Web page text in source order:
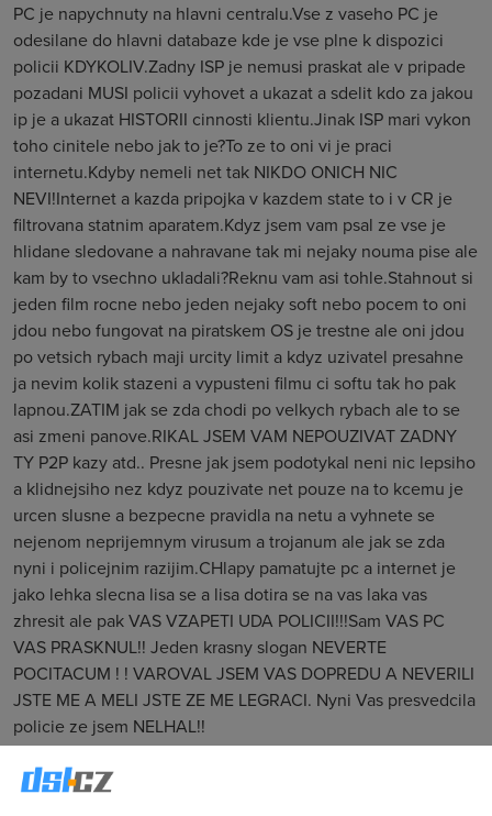
PC je napychnuty na hlavni centralu.Vse z vaseho PC je
odesilane do hlavni databaze kde je vse plne k dispozici
policii KDYKOLIV.Zadny ISP je nemusi praskat ale v pripade
pozadani MUSI policii vyhovet a ukazat a sdelit kdo za jakou
ip je a ukazat HISTORII cinnosti klientu.Jinak ISP mari vykon
toho cinitele nebo jak to je?To ze to oni vi je praci
internetu.Kdyby nemeli net tak NIKDO ONICH NIC
NEVI!Internet a kazda pripojka v kazdem state to i v CR je
filtrovana statnim aparatem.Kdyz jsem vam psal ze vse je
hlidane sledovane a nahravane tak mi nejaky nouma pise ale
kam by to vsechno ukladali?Reknu vam asi tohle.Stahnout si
jeden film rocne nebo jeden nejaky soft nebo pocem to oni
jdou nebo fungovat na piratskem OS je trestne ale oni jdou
po vetsich rybach maji urcity limit a kdyz uzivatel presahne
ja nevim kolik stazeni a vypusteni filmu ci softu tak ho pak
lapnou.ZATIM jak se zda chodi po velkych rybach ale to se
asi zmeni panove.RIKAL JSEM VAM NEPOUZIVAT ZADNY
TY P2P kazy atd.. Presne jak jsem podotykal neni nic lepsiho
a klidnejsiho nez kdyz pouzivate net pouze na to kcemu je
urcen slusne a bezpecne pravidla na netu a vyhnete se
nejenom neprijemnym virusum a trojanum ale jak se zda
nyni i policejnim razijim.CHlapy pamatujte pc a internet je
jako lehka slecna lisa se a lisa dotira se na vas laka vas
zhresit ale pak VAS VZAPETI UDA POLICII!!!Sam VAS PC
VAS PRASKNUL!! Jeden krasny slogan NEVERTE
POCITACUM ! ! VAROVAL JSEM VAS DOPREDU A NEVERILI
JSTE ME A MELI JSTE ZE ME LEGRACI. Nyni Vas presvedcila
policie ze jsem NELHAL!!
Wosic(16.12.2006 09:05:40)